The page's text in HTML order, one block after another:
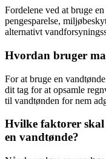
Fordelene ved at bruge
pengesparelse,
alternativt
Hvordan bruger
For at bruge en
dit tag for at opsamle
til vandtønden for nem
Hvilke faktorer
en vandtønde?